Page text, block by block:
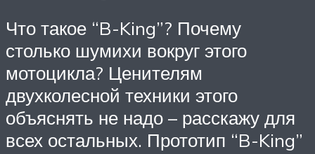
Что такое “B-King”? Почему
столько шумихи вокруг этого
мотоцикла? Ценителям
двухколесной техники этого
объяснять не надо – расскажу для
всех остальных. Прототип “B-King”